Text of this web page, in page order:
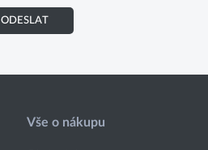
ODESLAT
Vše o nákupu